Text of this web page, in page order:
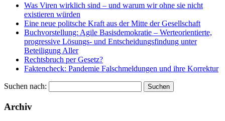
Was Viren wirklich sind – und warum wir ohne sie nicht
existieren würden
Eine neue politsche Kraft aus der Mitte der Gesellschaft
Buchvorstellung: Agile Basisdemokratie – Werteorientierte,
progressive Lösungs- und Entscheidungsfindung unter
Beteiligung Aller
Rechtsbruch per Gesetz?
Faktencheck: Pandemie Falschmeldungen und ihre Korrektur
Suchen nach:
Archiv